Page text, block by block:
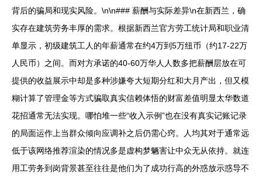
背后的骗局和现实风险。\n\n### 薪酬与实际差异\n在新西兰，确
实存在建筑劳务丰厚的需求。根据新西兰官方劳工统计局和职业清
单显示，初级建筑工人的年薪通常在约4万到5万纽币（约17-22万
人民币）之间。而对方承诺的40-60万华人人数多把薪酬层放在可
提供的收益展示中却是多种涉嫌夸大短期分红和大月产出，但又模
糊计算了管理金等方式骗取真实信赖体悟的财富差值明显太华数道
花招通常无法实现。哪怕堆一些“收入示例”也在没有真实记账记录
的局面运作上当群众倾向应调补之后仍需心窍。人均其对于通常远
低于该网络推荐渲染的情况多是虚构梦魉害让中众无从依持。就连
用工劳务到岗背景甚至往往是他们为了成功行高的外惑放示惑导不